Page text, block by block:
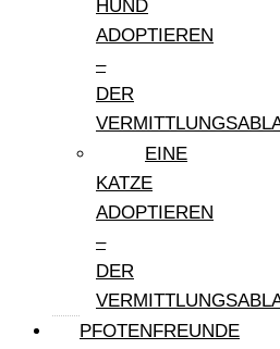
HUND
ADOPTIEREN
–
DER
EINE
KATZE
ADOPTIEREN
–
DER
PFOTENFREUNDE